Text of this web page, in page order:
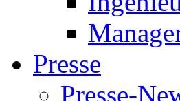
Presse
Presse-